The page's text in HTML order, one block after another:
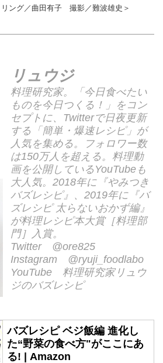
ング／曲田有子 撮影／難波雄史＞
リュウジ
料理研究家。「今日食べたい
ものを今日つくる！」をコン
セプトに、Twitterで日夜更新
する「簡単・爆速レシピ」が
人気を集める。フォロワー数
は150万人を超える。料理動
画を公開しているYouTubeも
大人気。2018年に『やみつき
バズレシピ』、2019年に『バ
ズレシピ 太らないおかず編』
が料理レシピ本大賞［料理部
門］入賞。
Twitter @ore825
Instagram @ryuji_foodlabo
YouTube 料理研究家リュウ
ジのバズレシピ
バズレシピ ベジ飯編 進化し
た“野菜の食べ方"がここにあ
る! | Amazon